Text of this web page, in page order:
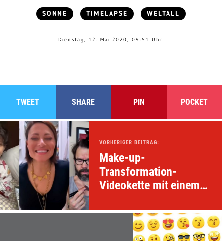
SONNE TIMELAPSE WELTALL
Dienstag, 12. Mai 2020, 09:51 Uhr
TWEET SHARE PIN POCKET
VORHERIGER BEITRAG:
Make-up-
Transformation-
Videokette mit einem